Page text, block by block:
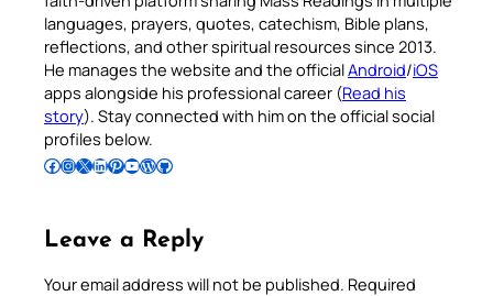
languages, prayers, quotes, catechism, Bible plans,
reflections, and other spiritual resources since 2013.
He manages the website and the officialAndroid/iOS
apps alongside his professional career (Read his
story). Stay connected with him on the official social
profiles below.
Follow Pradeep on Facebook Follow Pradeep on InstagramFollow Pradeep on X Follow Pradeep on LinkedIn Follow Pradeep on Pinterest Subscribe to Pradeep’s Youtube Channel Follow Pradeep on WordPress Follow Pradeep on GitHub
Leave a Reply
Your email address will not be published. Required